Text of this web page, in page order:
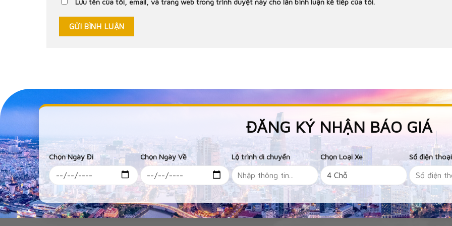
ĐĂNG KÝ NHẬN BÁO GIÁ
Chọn Ngày Đi Chọn Ngày Về Lộ trình di chuyển Chọn Loại Xe Số điện thoại